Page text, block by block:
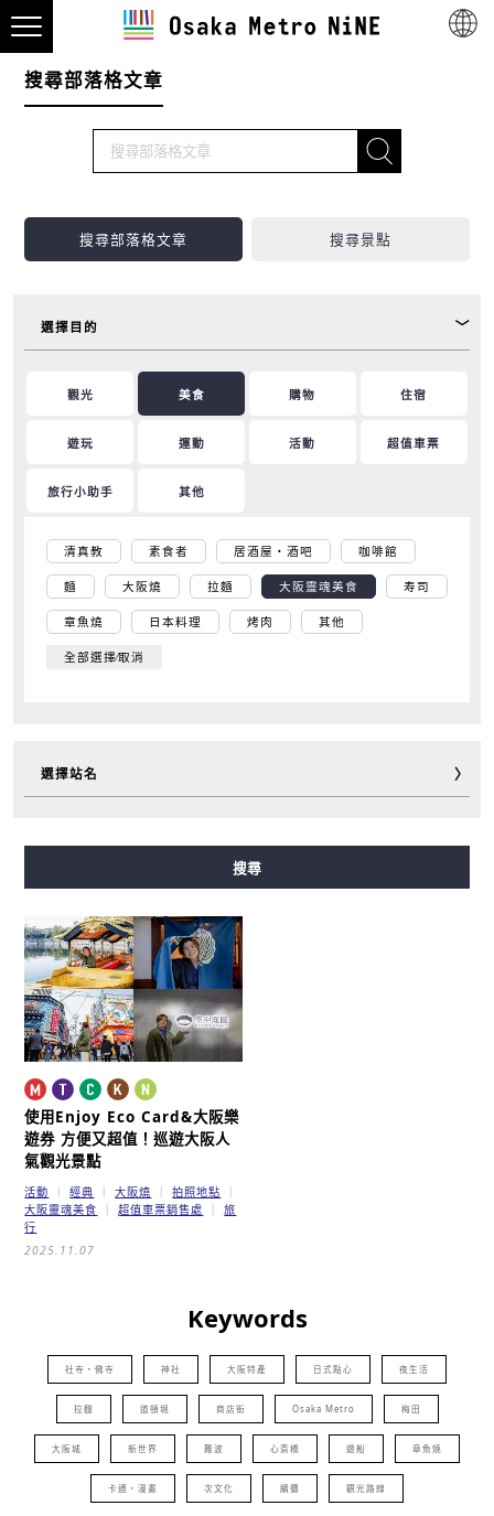
搜尋部落格文章
搜尋部落格文章 搜尋景點
選擇目的
觀光 美食 購物 住宿
遊玩 運動 活動 超值車票
旅行小助手 其他
清真教 素食者 居酒屋・酒吧 咖啡館
麵 大阪燒 拉麵 大阪靈魂美食 寿司
章魚燒 日本料理 烤肉 其他
全部選擇∕取消
選擇站名
搜尋
使用Enjoy Eco Card&大阪樂
遊券 方便又超值！巡遊大阪人
氣觀光景點
活動 經典 大阪燒
拍照地點
大阪靈魂美食
超值車票銷售處
旅
行
2025.11.07
Keywords
社寺・佛寺 神社 大阪特產 日式點心 夜生活
拉麵 道頓堀 商店街 Osaka Metro 梅田
大阪城 新世界 難波 心斎橋 遊船 章魚燒
卡通・漫畫 次文化 續攤 觀光路線